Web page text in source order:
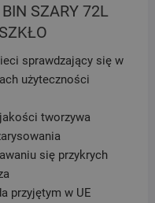
SZARY 72L
sprawdzający się w
użyteczności
tworzywa
się przykrych
przyjętym w UE